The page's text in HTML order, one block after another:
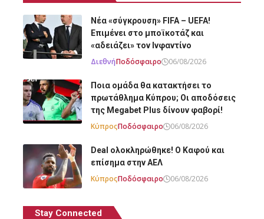
Νέα «σύγκρουση» FIFA – UEFA!
Επιμένει στο μποϊκοτάζ και
«αδειάζει» τον Ινφαντίνο
ΔιεθνήΠοδόσφαιρο 06/08/2026
Ποια ομάδα θα κατακτήσει το
πρωτάθλημα Κύπρου; Οι αποδόσεις
της Megabet Plus δίνουν φαβορί!
ΚύπροςΠοδόσφαιρο 06/08/2026
Deal ολοκληρώθηκε! Ο Καφού και
επίσημα στην ΑΕΛ
ΚύπροςΠοδόσφαιρο 06/08/2026
Stay Connected